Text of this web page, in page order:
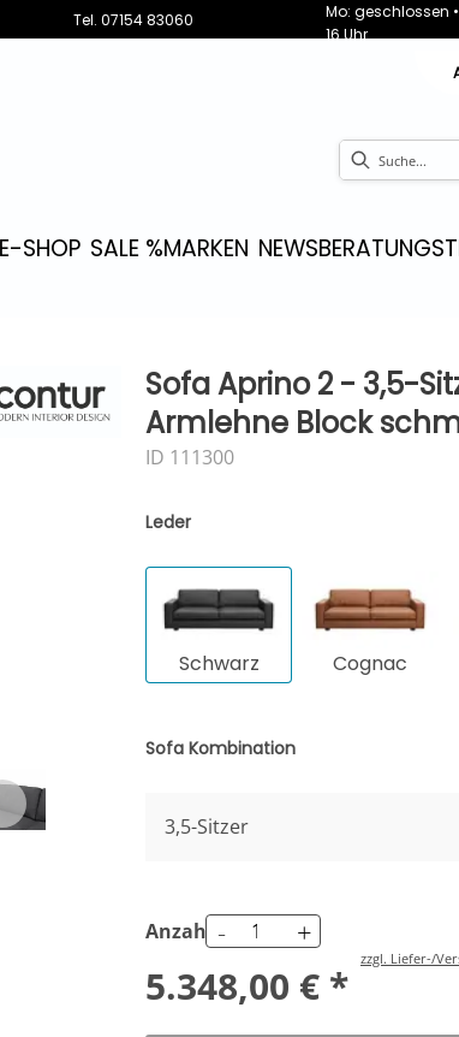
Tel. 07154 83060
Mo: geschlossen
16 Uhr
SHOP SALE %MARKEN NEWS
Sofa Aprino 2 - 3,5-
Armlehne Block
ID 111300
Leder
Schwarz Cognac
Sofa Kombination
3,5-Sitzer
Anzahl - +
5.348,00 € *
zzgl. Liefer-/